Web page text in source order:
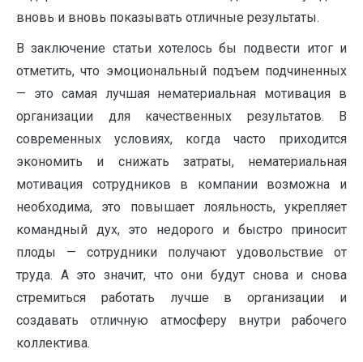
вновь и вновь показывать отличные результаты.
В заключение статьи хотелось бы подвести итог и
отметить, что эмоциональный подъем подчиненных
— это самая лучшая нематериальная мотивация в
организации для качественных результатов. В
современных условиях, когда часто приходится
экономить и снижать затраты, нематериальная
мотивация сотрудников в компании возможна и
необходима, это повышает лояльность, укрепляет
командный дух, это недорого и быстро приносит
плоды — сотрудники получают удовольствие от
труда. А это значит, что они будут снова и снова
стремиться работать лучше в организации и
создавать отличную атмосферу внутри рабочего
коллектива.